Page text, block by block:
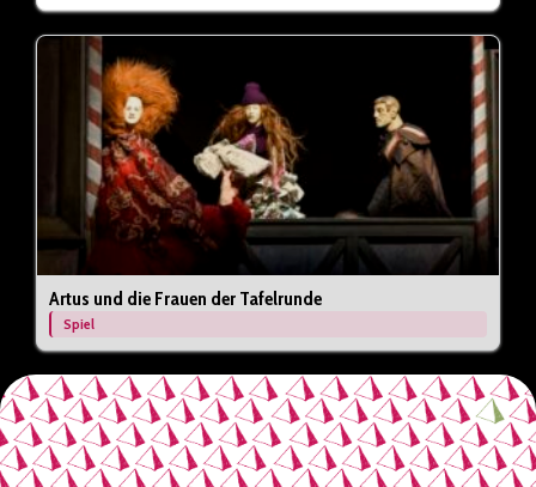
Artus und die Frauen der Tafelrunde
Spiel